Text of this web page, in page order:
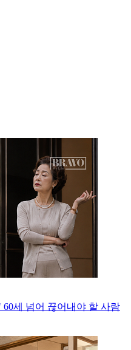
세 넘어 끊어내야 할 사람